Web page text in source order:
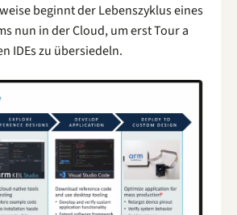
beginnt der Lebenszyklus eines
nun in der Cloud, um erst Tour a
IDEs zu übersiedeln.